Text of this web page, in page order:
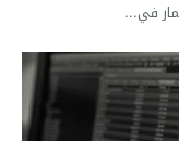
في...